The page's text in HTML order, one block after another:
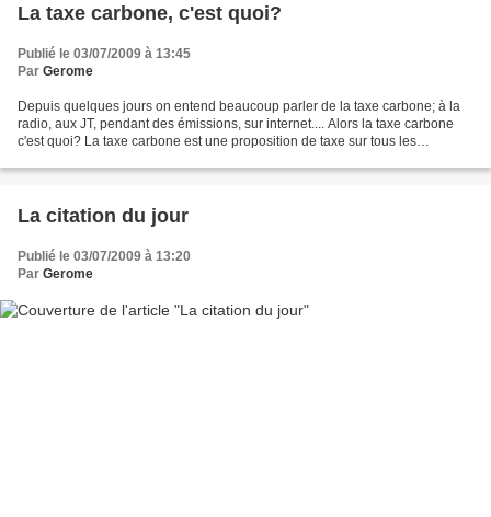
La taxe carbone, c'est quoi?
Publié le 03/07/2009 à 13:45
Par Gerome
Depuis quelques jours on entend beaucoup parler de la taxe carbone; à la
radio, aux JT, pendant des émissions, sur internet.... Alors la taxe carbone
c'est quoi? La taxe carbone est une proposition de taxe sur tous les
La citation du jour
Publié le 03/07/2009 à 13:20
Par Gerome